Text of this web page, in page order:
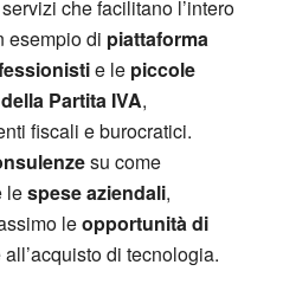
che facilitano l’intero
esempio di piattaforma
e le piccole
Partita IVA,
fiscali e burocratici.
su come
lespese aziendali,
leopportunità di
di tecnologia.